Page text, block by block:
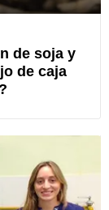
de soja y
de caja